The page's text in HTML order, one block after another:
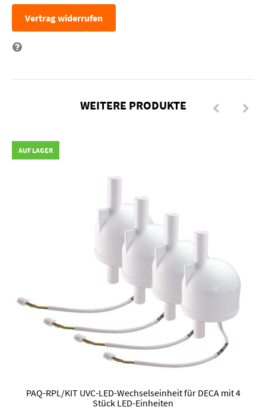
Vertrag widerrufen
WEITERE PRODUKTE
AUF LAGER
PAQ-RPL/KIT UVC-LED-Wechselseinheit für DECA mit 4
Stück LED-Einheiten